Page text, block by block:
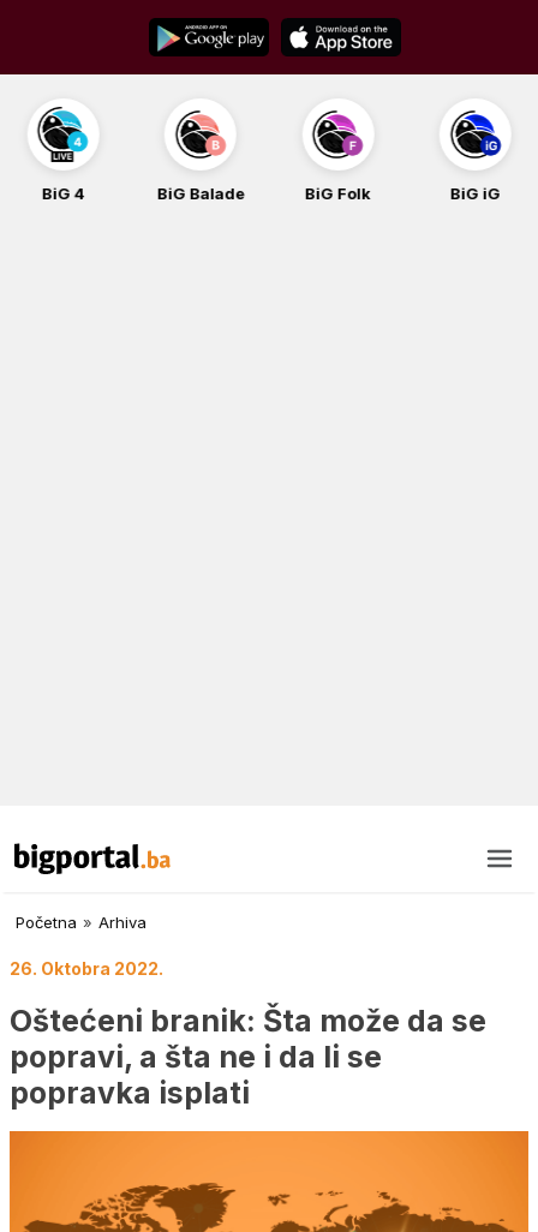
content
BiG 4 BiG Balade BiG Folk BiG iG
Početna » Arhiva
26. Oktobra 2022.
Oštećeni branik: Šta može da se
popravi, a šta ne i da li se
popravka isplati